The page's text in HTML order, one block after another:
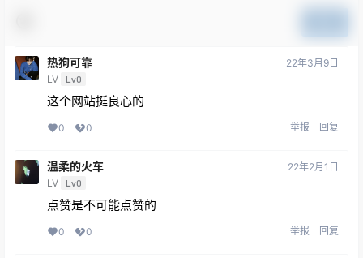
热狗可靠
LV Lv0
22年3月9日
这个网站挺良心的
0 0 举报 回复
温柔的火车
LV Lv0
22年2月1日
点赞是不可能点赞的
0 0 举报 回复